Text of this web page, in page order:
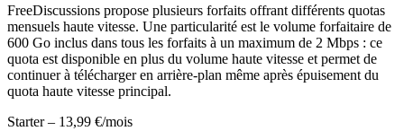
FreeDiscussions propose plusieurs forfaits offrant différents quotas
mensuels haute vitesse. Une particularité est le volume forfaitaire de
600 Go inclus dans tous les forfaits à un maximum de 2 Mbps : ce
quota est disponible en plus du volume haute vitesse et permet de
continuer à télécharger en arrière-plan même après épuisement du
quota haute vitesse principal.
Starter – 13,99 €/mois